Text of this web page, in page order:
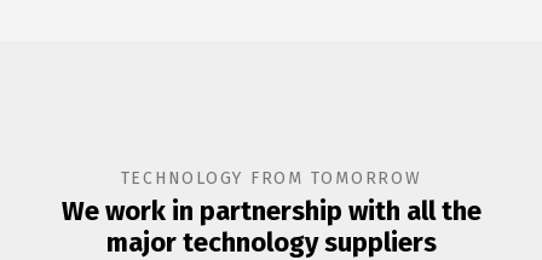
TECHNOLOGY FROM TOMORROW
We work in partnership with all the
major technology suppliers